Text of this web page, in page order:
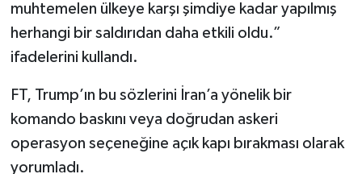
muhtemelen ülkeye karşı şimdiye kadar yapılmış
herhangi bir saldırıdan daha etkili oldu.”
ifadelerini kullandı.
FT, Trump’ın bu sözlerini İran’a yönelik bir
komando baskını veya doğrudan askeri
operasyon seçeneğine açık kapı bırakması olarak
yorumladı.